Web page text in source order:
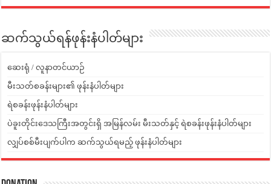
ဆက်သွယ်ရန်ဖုန်းနံပါတ်များ
ဆေးရုံ / လူနာတင်ယာဉ်
မီးသတ်စခန်းများ၏ ဖုန်းနံပါတ်များ
ရဲစခန်းဖုန်းနံပါတ်များ
ပဲခူးတိုင်းဒေသကြီးအတွင်းရှိ အမြန်လမ်း မီးသတ်နှင့် ရဲစခန်းဖုန်းနံပါတ်များ
လျှပ်စစ်မီးပျက်ပါက ဆက်သွယ်ရမည့် ဖုန်းနံပါတ်များ